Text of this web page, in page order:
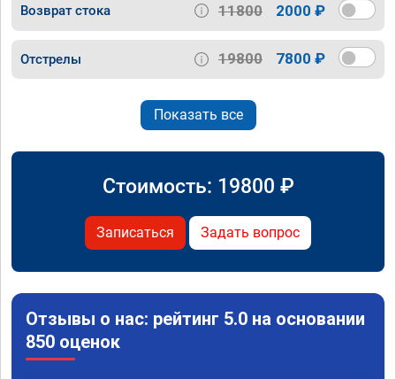
Возврат стока 11800 2000 ₽
Отстрелы 19800 7800 ₽
Показать все
Стоимость: 19800 ₽
Записаться Задать вопрос
Отзывы о нас: рейтинг 5.0 на основании
850 оценок